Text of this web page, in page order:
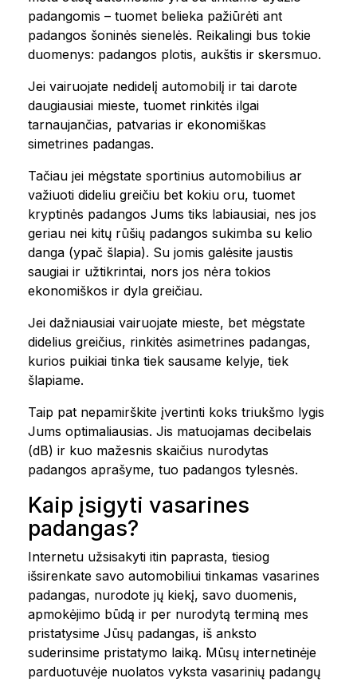
padangomis – tuomet belieka pažiūrėti ant
padangos šoninės sienelės. Reikalingi bus tokie
duomenys: padangos plotis, aukštis ir skersmuo.
Jei vairuojate nedidelį automobilį ir tai darote
daugiausiai mieste, tuomet rinkitės ilgai
tarnaujančias, patvarias ir ekonomiškas
simetrines padangas.
Tačiau jei mėgstate sportinius automobilius ar
važiuoti dideliu greičiu bet kokiu oru, tuomet
kryptinės padangos Jums tiks labiausiai, nes jos
geriau nei kitų rūšių padangos sukimba su kelio
danga (ypač šlapia). Su jomis galėsite jaustis
saugiai ir užtikrintai, nors jos nėra tokios
ekonomiškos ir dyla greičiau.
Jei dažniausiai vairuojate mieste, bet mėgstate
didelius greičius, rinkitės asimetrines padangas,
kurios puikiai tinka tiek sausame kelyje, tiek
šlapiame.
Taip pat nepamirškite įvertinti koks triukšmo lygis
Jums optimaliausias. Jis matuojamas decibelais
(dB) ir kuo mažesnis skaičius nurodytas
padangos aprašyme, tuo padangos tylesnės.
Kaip įsigyti vasarines
padangas?
Internetu užsisakyti itin paprasta, tiesiog
išsirenkate savo automobiliui tinkamas vasarines
padangas, nurodote jų kiekį, savo duomenis,
apmokėjimo būdą ir per nurodytą terminą mes
pristatysime Jūsų padangas, iš anksto
suderinsime pristatymo laiką. Mūsų internetinėje
parduotuvėje nuolatos vyksta vasarinių padangų